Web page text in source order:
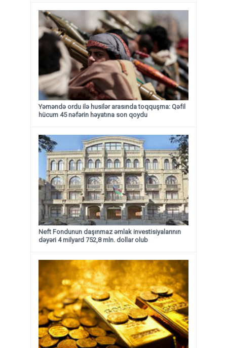
Yəməndə ordu ilə husilər arasında toqquşma: Qəfil
hücum 45 nəfərin həyatına son qoydu
Neft Fondunun daşınmaz əmlak investisiyalarının
dəyəri 4 milyard 752,8 mln. dollar olub